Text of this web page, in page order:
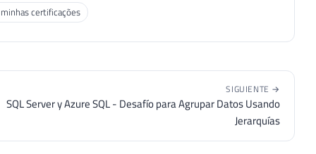
certificações
SIGUIENTE →
SQL Server y Azure SQL - Desafío para Agrupar Datos Usando
Jerarquías